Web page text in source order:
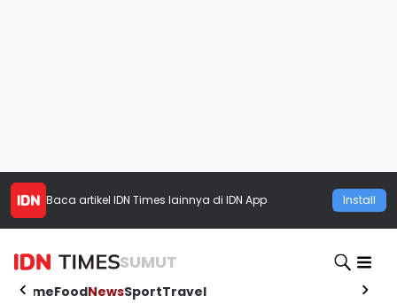
Baca artikel IDN Times lainnya di IDN App Install
SUMUT
HomeFoodNewsSportTravel